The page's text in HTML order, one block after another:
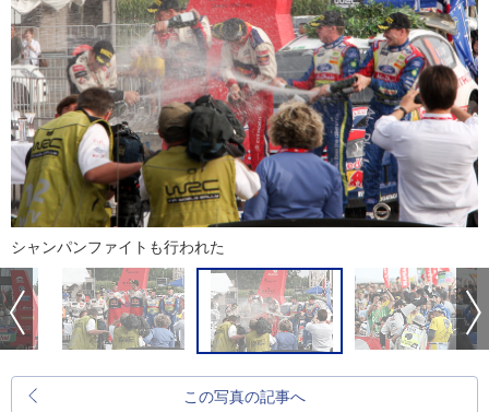
シャンパンファイトも行われた
この写真の記事へ